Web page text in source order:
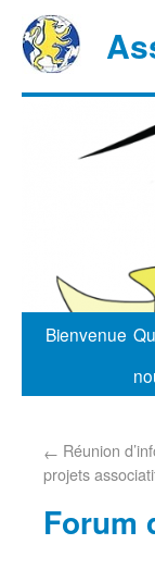
Bienvenue
← Réunion
projets
Forum